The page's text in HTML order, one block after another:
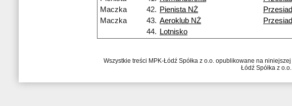
Maczka
42. Pienista NŻ
Maczka
43. Aeroklub NŻ
44.
Lotnisko
Wszystkie treści MPK-Łódź Spółka z o.o. opublikowane na
Łódź Spółka z